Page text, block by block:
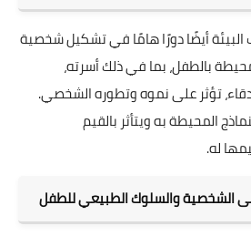
البيئة أيضًا دورًا هامًا في تشكيل شخصية
بالطفل، بما في ذلك أسرته،
تؤثر على نموه وتطوره الشخصي.
المحيطة به ويتأثر بالقيم
له.
الشخصية والسلوك الطبيعي للطفل